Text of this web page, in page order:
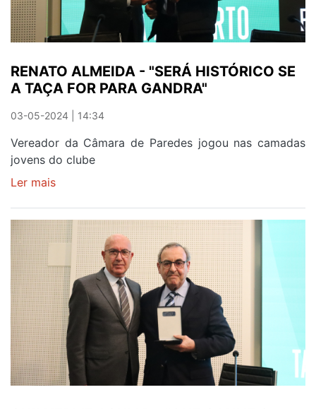
DE
TRÊS
DISSE
ANDRÉ
MOREIRA
RENATO ALMEIDA - "SERÁ HISTÓRICO SE
A TAÇA FOR PARA GANDRA"
03-05-2024 | 14:34
Vereador da Câmara de Paredes jogou nas camadas
jovens do clube
Ler mais
-
"SERÁ
HISTÓRICO
SE
A
TAÇA
FOR
PARA
GANDRA"